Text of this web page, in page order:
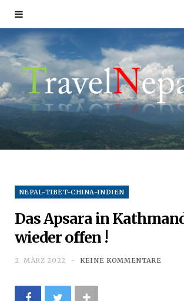
NEPAL-TIBET-CHINA-INDIEN
Das Apsara in
wieder offen !
2. MÄRZ 2022 KEINE KOMMENTARE